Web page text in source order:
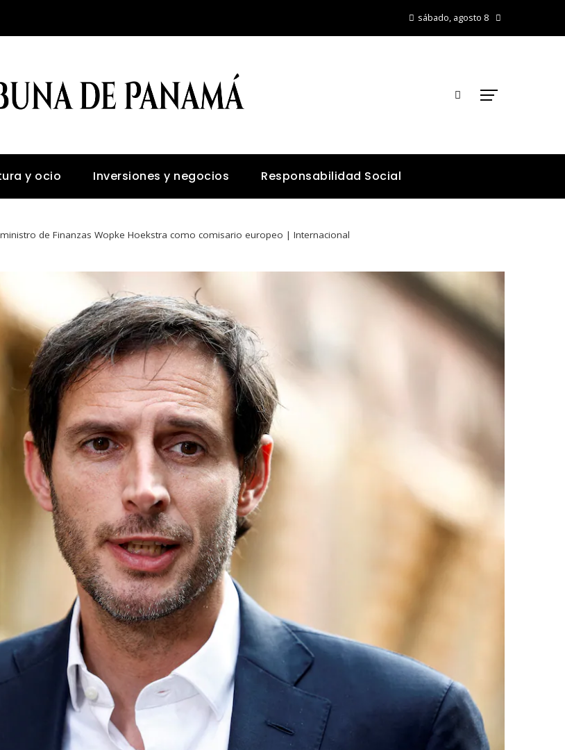
sábado, agosto 8
y ocio Inversiones y negocios Responsabilidad Social
de Finanzas Wopke Hoekstra como comisario europeo | Internacional